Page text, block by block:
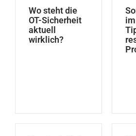
Wo steht die
OT-Sicherheit
aktuell
wirklich?